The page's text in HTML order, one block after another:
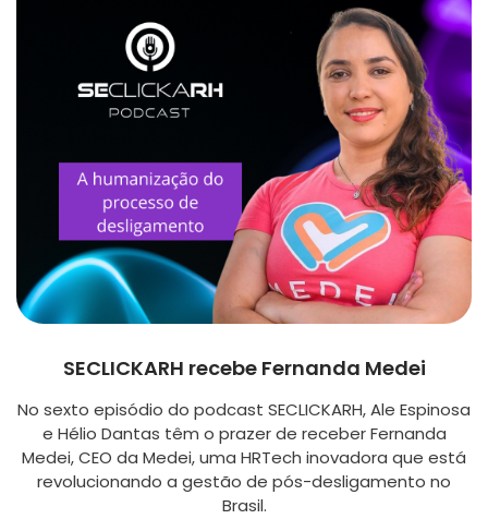
SECLICKARH recebe Fernanda Medei
No sexto episódio do podcast SECLICKARH, Ale Espinosa
e Hélio Dantas têm o prazer de receber Fernanda
Medei, CEO da Medei, uma HRTech inovadora que está
revolucionando a gestão de pós-desligamento no
Brasil.